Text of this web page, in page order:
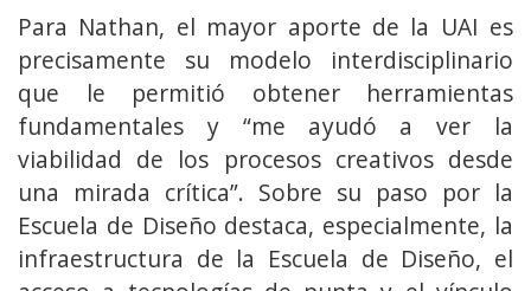
Para Nathan, el mayor aporte de la UAI es
precisamente su modelo interdisciplinario
que le permitió obtener herramientas
fundamentales y “me ayudó a ver la
viabilidad de los procesos creativos desde
una mirada crítica”. Sobre su paso por la
Escuela de Diseño destaca, especialmente, la
infraestructura de la Escuela de Diseño, el